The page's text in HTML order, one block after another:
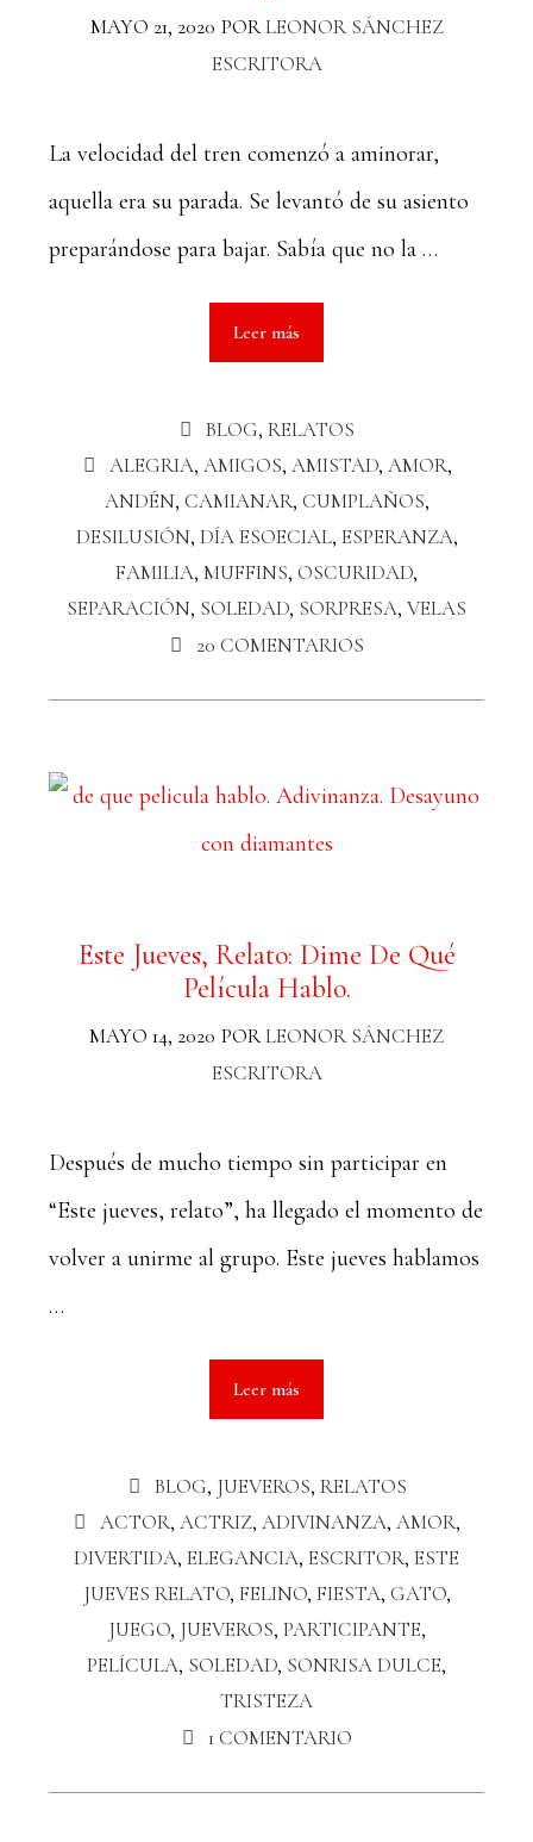
MAYO 21, 2020 PORLEONOR SÁNCHEZ
ESCRITORA
La velocidad del tren comenzó a aminorar,
aquella era su parada. Se levantó de su asiento
preparándose para bajar. Sabía que no la …
Leer más
BLOG,RELATOS
ALEGRIA, AMIGOS, AMISTAD, AMOR,
ANDÉN, CAMIANAR, CUMPLAÑOS,
DESILUSIÓN, DÍA ESOECIAL, ESPERANZA,
FAMILIA, MUFFINS, OSCURIDAD,
SEPARACIÓN, SOLEDAD, SORPRESA, VELAS
20 COMENTARIOS
Este Jueves, Relato: Dime De Qué
Película Hablo.
MAYO 14, 2020 PORLEONOR SÁNCHEZ
ESCRITORA
Después de mucho tiempo sin participar en
“Este jueves, relato”, ha llegado el momento de
volver a unirme al grupo. Este jueves hablamos
…
Leer más
BLOG, JUEVEROS, RELATOS
ACTOR,ACTRIZ,ADIVINANZA,AMOR,
DIVERTIDA, ELEGANCIA, ESCRITOR, ESTE
JUEVES RELATO, FELINO, FIESTA, GATO,
JUEGO, JUEVEROS, PARTICIPANTE,
PELÍCULA, SOLEDAD, SONRISA DULCE,
TRISTEZA
1 COMENTARIO